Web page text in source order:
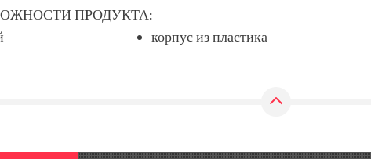
ПРОДУКТА:
корпус из пластика